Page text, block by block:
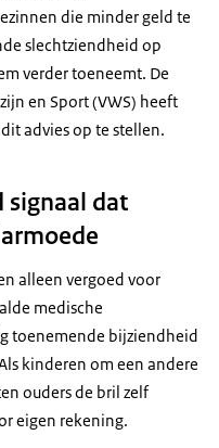
die minder geld te
slechtziendheid op
verder toeneemt. De
en Sport (VWS) heeft
advies op te stellen.
signaal dat
alleen vergoed voor
medische
toenemende bijziendheid
kinderen om een andere
ouders de bril zelf
eigen rekening.